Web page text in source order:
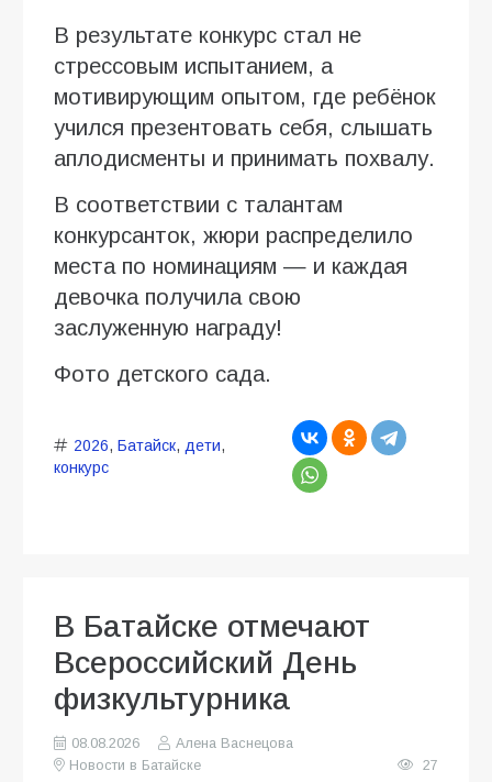
В результате конкурс стал не
стрессовым испытанием, а
мотивирующим опытом, где ребёнок
учился презентовать себя, слышать
аплодисменты и принимать похвалу.
В соответствии с талантам
конкурсанток, жюри распределило
места по номинациям — и каждая
девочка получила свою
заслуженную награду!
Фото детского сада.
2026, Батайск, дети,
конкурс
В Батайске отмечают
Всероссийский День
физкультурника
08.08.2026
Алена Васнецова
Новости в Батайске
27